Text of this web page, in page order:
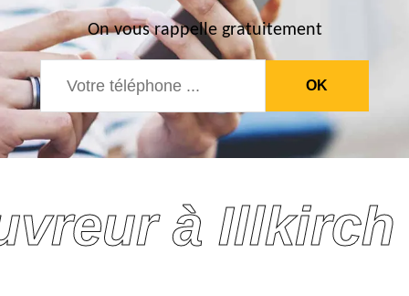
On vous rappelle gratuitement
à Illkirch